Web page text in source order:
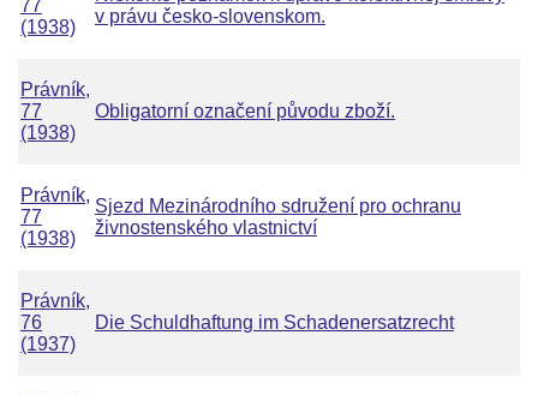
77
(1938)
v právu česko-slovenskom.
Právník,
77
(1938)
Obligatorní označení původu zboží.
Právník,
77
(1938)
Sjezd Mezinárodního sdružení pro ochranu
živnostenského vlastnictví
Právník,
76
(1937)
Die Schuldhaftung im Schadenersatzrecht